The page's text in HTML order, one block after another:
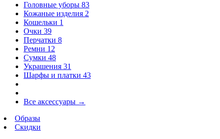
Головные уборы 83
Кожаные изделия 2
Кошельки 1
Очки 39
Перчатки 8
Ремни 12
Сумки 48
Украшения 31
Шарфы и платки 43
Все аксессуары →
Образы
Скидки